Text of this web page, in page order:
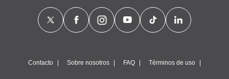
Contacto Sobre nosotros FAQ Términos de uso